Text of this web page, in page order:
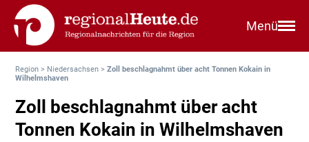
Menü
Region > Niedersachsen >Zoll beschlagnahmt über acht Tonnen Kokain in
Wilhelmshaven
Zoll beschlagnahmt über acht
Tonnen Kokain in Wilhelmshaven